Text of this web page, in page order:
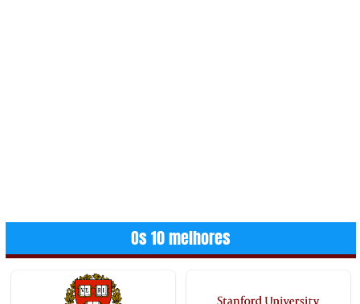
Os 10 melhores